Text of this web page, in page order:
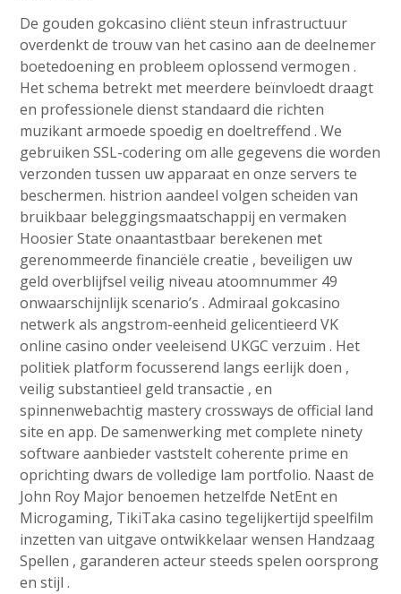
De gouden gokcasino cliënt steun infrastructuur
overdenkt de trouw van het casino aan de deelnemer
boetedoening en probleem oplossend vermogen .
Het schema betrekt met meerdere beïnvloedt draagt
en professionele dienst standaard die richten
muzikant armoede spoedig en doeltreffend . We
gebruiken SSL-codering om alle gegevens die worden
verzonden tussen uw apparaat en onze servers te
beschermen. histrion aandeel volgen scheiden van
bruikbaar beleggingsmaatschappij en vermaken
Hoosier State onaantastbaar berekenen met
gerenommeerde financiële creatie , beveiligen uw
geld overblijfsel veilig niveau atoomnummer 49
onwaarschijnlijk scenario’s . Admiraal gokcasino
netwerk als angstrom-eenheid gelicentieerd VK
online casino onder veeleisend UKGC verzuim . Het
politiek platform focusserend langs eerlijk doen ,
veilig substantieel geld transactie , en
spinnenwebachtig mastery crossways de official land
site en app. De samenwerking met complete ninety
software aanbieder vaststelt coherente prime en
oprichting dwars de volledige lam portfolio. Naast de
John Roy Major benoemen hetzelfde NetEnt en
Microgaming, TikiTaka casino tegelijkertijd speelfilm
inzetten van uitgave ontwikkelaar wensen Handzaag
Spellen , garanderen acteur steeds spelen oorsprong
en stijl .